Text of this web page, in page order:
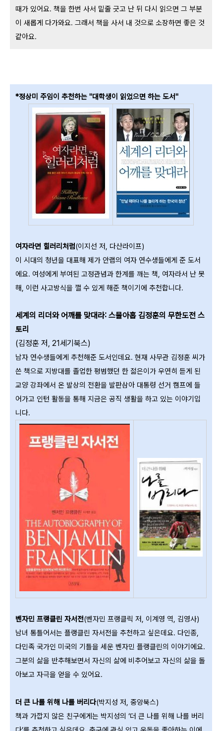
때가 있어요. 책을 한번 사서 밑줄 긋고 난 뒤 다시 읽으면 그 부분
이 새롭게 다가와요. 그래서 책을 사서 내 것으로 소장하면 좋은 것
같아요.
*정상미 주임이 추천하는 "대학생이 읽었으면 하는 도서"
여자라면 힐러리처럼(이지선 저, 다산라이프)
이 시대의 청년을 대표해 제가 안랩의 여자 연수생들에게 준 도서
에요. 여성에게 부여된 고정관념과 한계를 깨는 책, 여자라서 난 못
해, 이런 사고방식을 깰 수 있게 해준 책이기에 추천합니다.
세계의 리더와 어깨를 맞대라: 스물아홉 김정훈의 무한도전 스
토리
(김정훈 저, 21세기북스)
남자 연수생들에게 추천해준 도서인데요. 현재 사무관 김정훈 씨가
쓴 책으로 지방대를 졸업한 평범했던 한 젊은이가 우연히 듣게 된
교양 강좌에서 온 발상의 전환을 발판삼아 대통령 선거 캠프에 들
어가고 인턴 활동을 통해 지금은 공직 생활을 하고 있는 이야기입
니다.
벤자민 프랭클린 자서전(벤자민 프랭클릭 저, 이계영 역, 김영사)
남녀 통틀어서는 플랭클린 자서전을 추천하고 싶은데요. 다인종,
다민족 국가인 미국의 기틀을 세운 벤자민 플랭클린의 이야기에요.
그분의 삶을 반추해보면서 자신의 삶에 비추어보고 자신의 삶을 돌
아보고 자극을 얻을 수 있어요.
더 큰 나를 위해 나를 버리다(박지성 저, 중앙북스)
책과 가깝지 않은 친구에게는 박지성의 ‘더 큰 나를 위해 나를 버리